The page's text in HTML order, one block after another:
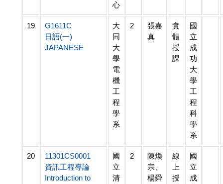
心
19
G1611C
日語(一)
JAPANESE
大
同
大
學
電
機
工
程
學
系
2
張嘉
真
實
體
授
課
國
立
成
功
大
學
工
程
科
學
系
20
11301CS0001
資訊工程導論
Introduction to
國
立
清
2
陳煥
宗、
楊舜
線
上
授
國
立
成